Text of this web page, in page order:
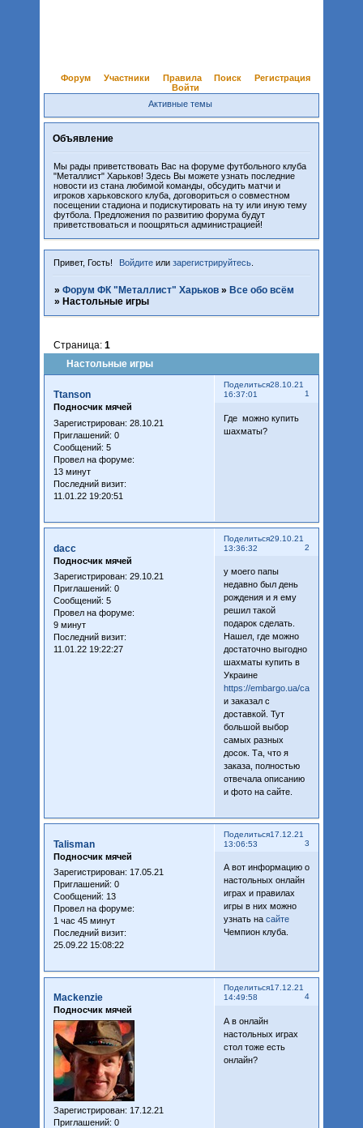
Форум Участники Правила Поиск
Регистрация
Войти
Активные темы
Объявление
Мы рады приветствовать Вас на форуме футбольного клуба
"Металлист" Харьков! Здесь Вы можете узнать последние
новости из стана любимой команды, обсудить матчи и
игроков харьковского клуба, договориться о совместном
посещении стадиона и подискутировать на ту или иную тему
футбола. Предложения по развитию форума будут
приветствоваться и поощряться администрацией!
Привет, Гость! Войдите илизарегистрируйтесь
» Форум ФК "Металлист" Харьков » Все обо всём
» Настольные игры
Настольные игры
Страница: 1
Поделиться
1
28.10.21
16:37:01
Ttanson
Подносчик мячей
Зарегистрирован: 28.10.21
Приглашений: 0
Сообщений: 5
Провел на форуме:
13 минут
Последний визит:
11.01.22 19:20:51
Где можно купить
шахматы?
Поделиться
2
29.10.21
13:36:32
dacc
Подносчик мячей
Зарегистрирован: 29.10.21
Приглашений: 0
Сообщений: 5
Провел на форуме:
9 минут
Последний визит:
11.01.22 19:22:27
у моего папы
недавно был день
рождения и я ему
решил такой
подарок сделать.
Нашел, где можно
достаточно выгодно
шахматы купить в
Украине
https://embargo.ua/category/
и заказал с
доставкой. Тут
большой выбор
самых разных
досок. Та, что я
заказа, полностью
отвечала описанию
и фото на сайте.
Поделиться
3
17.12.21
13:06:53
Talisman
Подносчик мячей
Зарегистрирован: 17.05.21
Приглашений: 0
Сообщений: 13
Провел на форуме:
1 час 45 минут
Последний визит:
25.09.22 15:08:22
А вот информацию о
настольных онлайн
играх и правилах
игры в них можно
узнать на сайте
Чемпион клуба.
Поделиться
4
17.12.21
14:49:58
Mackenzie
Подносчик мячей
Зарегистрирован: 17.12.21
Приглашений: 0
А в онлайн
настольных играх
стол тоже есть
онлайн?